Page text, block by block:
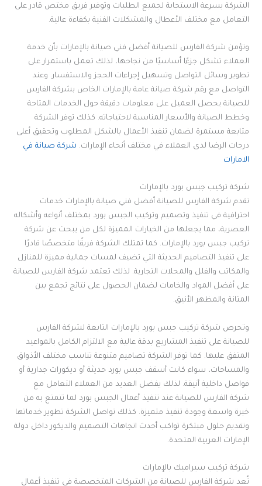
الشركة بسرعة الاستجابة لجميع الطلبات وتوفير فريق مختص قادر على
التعامل مع مختلف الأعطال والمشكلات الفنية بكفاءة عالية.
وتؤمن شركة الفارس للصيانة أفضل فني صيانة بالإمارات بأن خدمة
العملاء تشكل جزءًا أساسيًا من نجاحها، لذلك تعمل باستمرار على
تطوير وسائل التواصل وتسهيل إجراءات الحجز والاستفسار. وعند
التواصل مع رقم شركة صيانة عامة بالإمارات الخاص بشركة الفارس
للصيانة يحصل العميل على معلومات دقيقة حول الخدمات المتاحة
وخطط الصيانة والأسعار المناسبة لاحتياجاته. كذلك توفر الشركة
متابعة مستمرة لضمان تنفيذ الأعمال بالشكل المطلوب وتحقيق أعلى
درجات الرضا لدى العملاء في مختلف أنحاء الإمارات. شركة صيانة في
الامارات
شركة تركيب جبس بورد بالإمارات
تقدم شركة الفارس للصيانة أفضل فني صيانة بالإمارات خدمات
احترافية في تنفيذ وتصميم وتركيب الجبس بورد بمختلف أنواعه وأشكاله
العصرية، مما يجعلها من الخيارات المميزة لكل من يبحث عن شركة
تركيب جبس بورد بالإمارات. كما تمتلك الشركة فريقًا متخصصًا قادرًا
على تنفيذ التصاميم الحديثة التي تضيف لمسات جمالية مميزة للمنازل
والمكاتب والفلل والمحلات التجارية. لذلك تعتمد شركة الفارس للصيانة
على أفضل المواد والخامات لضمان الحصول على نتائج تجمع بين
المتانة والمظهر الأنيق.
وتحرص شركة تركيب جبس بورد بالإمارات التابعة لشركة الفارس
للصيانة على تنفيذ المشاريع بدقة عالية مع الالتزام الكامل بالمواعيد
المتفق عليها. كما توفر الشركة تصاميم متنوعة تناسب مختلف الأذواق
والمساحات، سواء كانت أسقف جبس بورد حديثة أو ديكورات جدارية أو
فواصل داخلية أنيقة. لذلك يفضل العديد من العملاء التعامل مع
شركة الفارس للصيانة عند تنفيذ أعمال الجبس بورد لما تتمتع به من
خبرة واسعة وجودة تنفيذ متميزة. كذلك تواصل الشركة تطوير خدماتها
وتقديم حلول مبتكرة تواكب أحدث اتجاهات التصميم والديكور داخل دولة
الإمارات العربية المتحدة.
شركة تركيب سيراميك بالإمارات
تُعد شركة الفارس للصيانة من الشركات المتخصصة في تنفيذ أعمال